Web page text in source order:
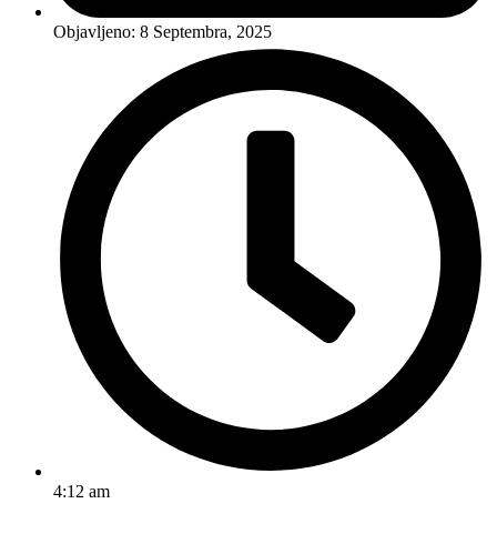
Objavljeno: 8 Septembra, 2025
4:12 am